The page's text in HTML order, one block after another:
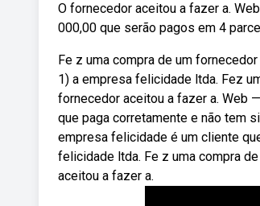
O fornecedor aceitou a fazer a.
000,00 que serão pagos em 4
Fe z uma compra de um
1) a empresa felicidade ltda. Fez
fornecedor aceitou a fazer a. Web
que paga corretamente e não tem
empresa felicidade é um cliente
felicidade ltda. Fe z uma compra
aceitou a fazer a.